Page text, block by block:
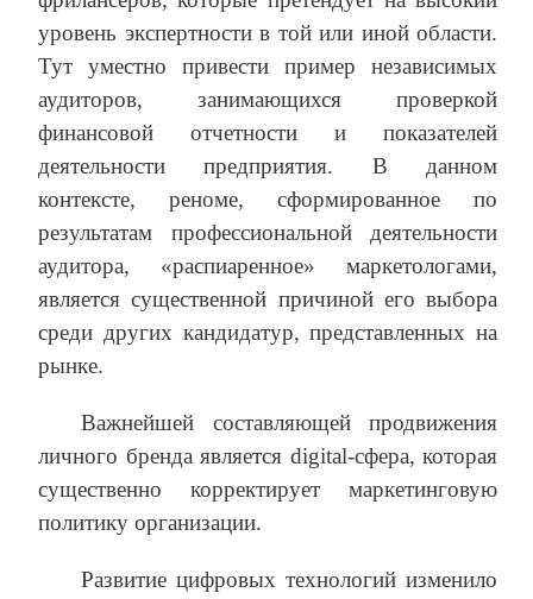
уровень экспертности в той или иной области.
Тут уместно привести пример независимых
аудиторов, занимающихся проверкой
финансовой отчетности и показателей
деятельности предприятия. В данном
контексте, реноме, сформированное по
результатам профессиональной деятельности
аудитора, «распиаренное» маркетологами,
является существенной причиной его выбора
среди других кандидатур, представленных на
рынке.
Важнейшей составляющей продвижения
личного бренда является digital-сфера, которая
существенно корректирует маркетинговую
политику организации.
Развитие цифровых технологий изменило